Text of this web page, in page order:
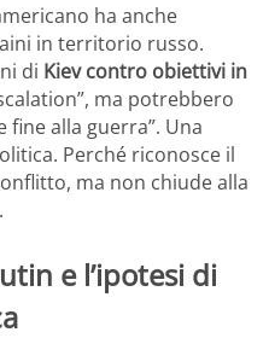
ha anche
in territorio russo.
di Kiev contro obiettivi in
ma potrebbero
alla guerra”. Una
Perché riconosce il
ma non chiude alla
e l’ipotesi di